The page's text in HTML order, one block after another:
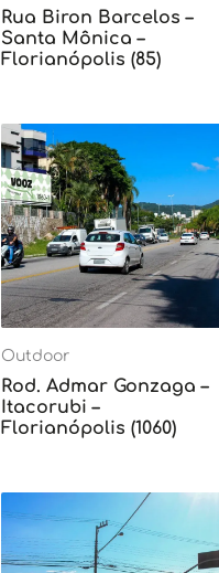
Rua Biron Barcelos –
Santa Mônica –
Florianópolis (85)
Outdoor
Rod. Admar Gonzaga –
Itacorubi –
Florianópolis (1060)